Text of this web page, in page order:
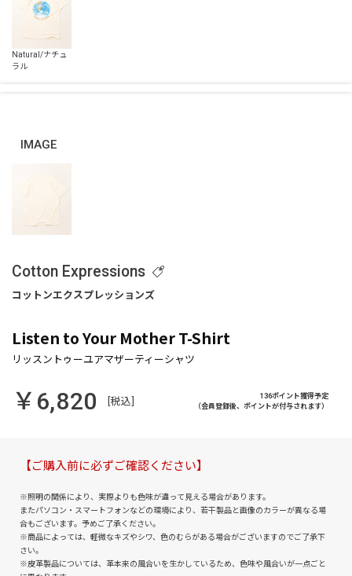
IMAGE
Cotton Expressions
Listen to Your Mother T-Shirt
￥6,820 [税込]
136ポイント獲得予定
（会員登録後、ポイントが付与されます）
【ご購入前に必ずご確認ください】
※照明の関係により、実際よりも色味が違って見える場合があります。
またパソコン・スマートフォンなどの環境により、若干製品と画像のカラーが異なる場
合もございます。予めご了承ください。
※商品によっては、軽微なキズやシワ、色のむらがある場合がございますのでご了承下
さい。
※皮革製品については、革本来の風合いを生かしているため、色味や風合いが一点ごと